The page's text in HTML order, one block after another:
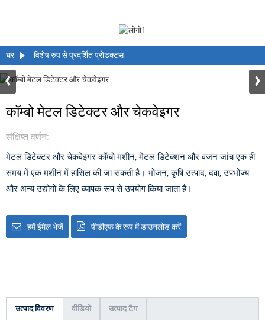
घर विशेष रुप से प्रदर्शित प्रोडक्टस
कॉम्बो मेटल डिटेक्टर और चेकवेइगर
संक्षिप्त वर्णन:
मेटल डिटेक्टर और चेकवेइगर कॉम्बो मशीन, मेटल डिटेक्शन और वजन जांच एक ही
समय में एक मशीन में हासिल की जा सकती है। भोजन, कृषि उत्पाद, दवा, उपभोज्य
और अन्य उद्योगों के लिए व्यापक रूप से उपयोग किया जाता है।
हमें ईमेल भेजें पीडीएफ के रूप में डाउनलोड करें
उत्पाद विवरण वीडियो उत्पाद टैग